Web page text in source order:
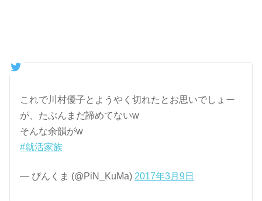
これで川村優子とようやく切れたとお思いでしょー
が、たぶんまだ諦めてないw
そんな余韻がw
#就活家族
— ぴんくま (@PiN_KuMa) 2017年3月9日